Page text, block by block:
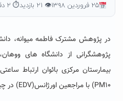
👁 ۲۱ بازدید ⏱ ۲ دقیقه مطالعه
پژوهش مشترک فاطمه میوانه،
از دانشگاه های ووهان،